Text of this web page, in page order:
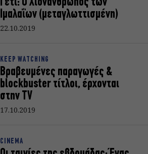
Γέτι: Ο Χιονάνθρωπος των
Ιμαλαΐων (μεταγλωττισμένη)
22.10.2019
KEEP WATCHING
Βραβευμένες παραγωγές &
blockbuster τίτλοι, έρχονται
στην TV
17.10.2019
CINEMA